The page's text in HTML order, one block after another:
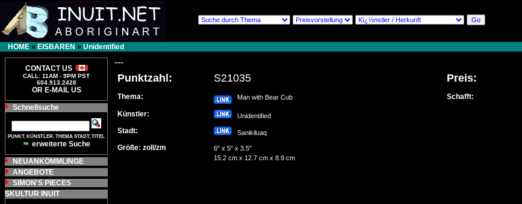
HOME » EISBAREN » Unidentified
CONTACT US
CALL: 11AM - 9PM PST
604.913.2428
OR E-MAIL US
Schnellsuche
PUNKT, KÜNSTLER, THEMA STADT, TITEL
erweiterte Suche
NEUANKÖMMLINGE
ANGEBOTE
SIMON'S PIECES
SKULTUR INUIT
---
Punktzahl: S21035 Preis:
Thema: Man with Bear Cub Schafft:
Künstler: Unidentified
Stadt: Sanikiluaq
Größe: zoll/zm
6" x 5" x 3.5"
15.2 cm x 12.7 cm x 8.9 cm